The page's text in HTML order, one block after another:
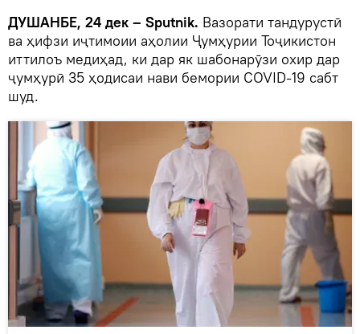
ДУШАНБЕ, 24 дек – Sputnik. Вазорати тандурустӣ
ва ҳифзи иҷтимоии аҳолии Ҷумҳурии Тоҷикистон
иттилоъ медиҳад, ки дар як шабонарӯзи охир дар
ҷумҳурӣ 35 ҳодисаи нави бемории COVID-19 сабт
шуд.